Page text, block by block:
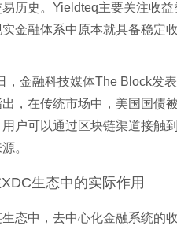
历史。Yieldteq主要关注收
金融体系中原本就具备稳定
，金融科技媒体The Block发
，在传统市场中，美国国债
户可以通过区块链渠道接触
。
生态中的实际作用
态中，去中心化金融系统的